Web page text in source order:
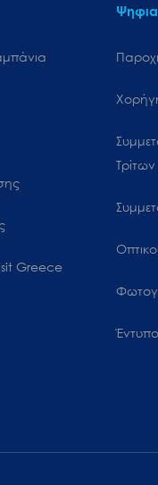
Greece
Τρίτων